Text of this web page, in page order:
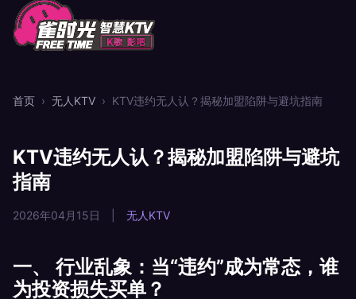
首页 › 无人KTV › KTV违约无人认？揭秘加盟陷阱与避坑指南
KTV违约无人认？揭秘加盟陷阱与避坑
指南
2026年04月15日 无人KTV
一、 行业乱象：当“违约”成为常态，谁
为投资损失买单？